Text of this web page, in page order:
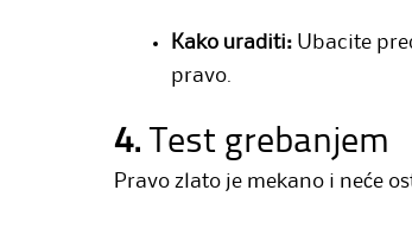
Kako uraditi: Ubacite
pravo.
4. Test grebanjem
Pravo zlato je mekano i neće